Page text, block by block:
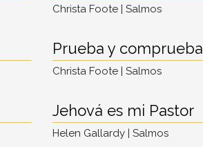
Christa Foote | Salmos
Prueba y comprueba
Christa Foote | Salmos
Jehová es mi Pastor
Helen Gallardy | Salmos